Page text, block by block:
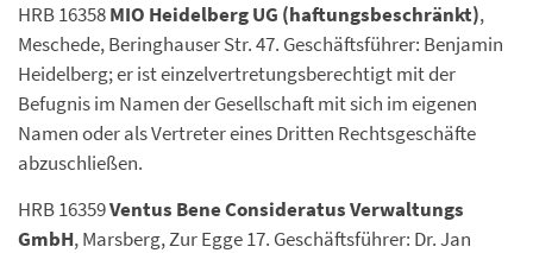
HRB 16358MIO Heidelberg UG (haftungsbeschränkt),
Meschede, Beringhauser Str. 47. Geschäftsführer: Benjamin
Heidelberg; er ist einzelvertretungsberechtigt mit der
Befugnis im Namen der Gesellschaft mit sich im eigenen
Namen oder als Vertreter eines Dritten Rechtsgeschäfte
abzuschließen.
HRB 16359Ventus Bene Consideratus Verwaltungs
GmbH, Marsberg, Zur Egge 17. Geschäftsführer: Dr. Jan